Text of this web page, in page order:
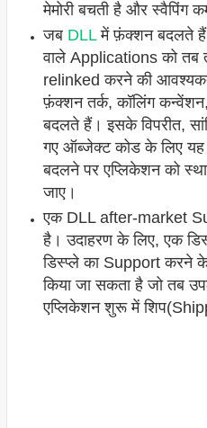
मेमोरी बचती है और स्वैपिंग
जब DLLमें फ़ंक्शन बदलते हैं,
वाले Applications को तब
relinked करने की
फ़ंक्शन तर्क, कॉलिंग
बदलते हैं। इसके विपरीत,
गए ऑब्जेक्ट कोड के लिए
बदलने पर एप्लिकेशन को
जाए।
एक DLL after-market
है। उदाहरण के लिए, एक
डिस्प्ले का Support करने
किया जा सकता है जो तब
एप्लिकेशन शुरू में